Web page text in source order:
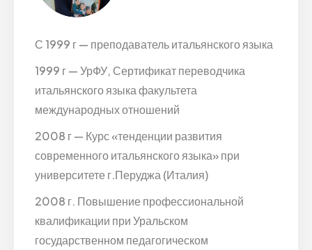
С 1999 г — преподаватель итальянского языка
1999 г — УрФУ, Сертификат переводчика
итальянского языка факультета
международных отношений
2008 г — Курс «тенденции развития
современного итальянского языка» при
университете г.Перуджа (Италия)
2008 г. Повышение профессиональной
квалификации при Уральском
государственном педагогическом